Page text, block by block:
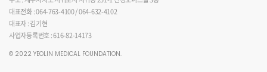
대표전화 : 064-763-4100 / 064-632-4102
대표자 : 김기현
사업자등록번호 : 616-82-14173
© 2022 YEOLIN MEDICAL FOUNDATION.